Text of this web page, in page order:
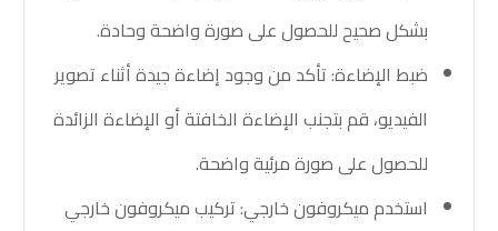
بشكل صحيح للحصول على صورة واضحة وحادة.
ضبط الإضاءة: تأكد من وجود إضاءة جيدة أثناء تصوير
الفيديو، قم بتجنب الإضاءة الخافتة أو الإضاءة الزائدة
للحصول على صورة مرئية واضحة.
استخدم ميكروفون خارجي: تركيب ميكروفون خارجي